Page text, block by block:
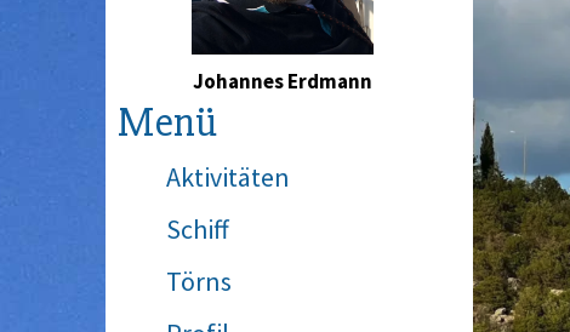
Johannes Erdmann
Menü
Aktivitäten
Schiff
Törns